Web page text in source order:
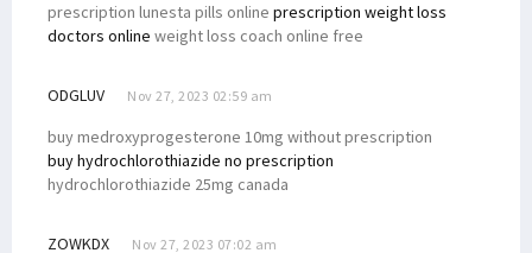
prescription lunesta pills online prescription weight loss
doctors online weight loss coach online free
ODGLUV Nov 27, 2023 02:59 am
buy medroxyprogesterone 10mg without prescription
buy hydrochlorothiazide no prescription
hydrochlorothiazide 25mg canada
ZOWKDX Nov 27, 2023 07:02 am